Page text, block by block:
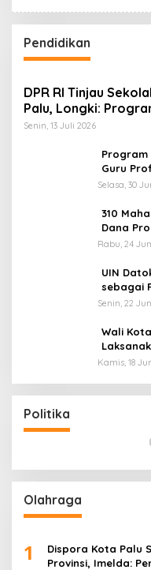
Pendidikan
DPR RI Tinjau
Palu, Longki:
Anak Miskin
Senin, 13 Juli 2026
Program
Guru
Selasa, 30
310
Dana
Sulteng:
Rabu, 24
UIN
sebagai
Senin, 22
Wali
Kamis, 18
Politika
Bangsa Gelar
Mesin Organisasi
Di Headline, Politika
Olahraga
1
Dispora Kota Palu
Provinsi, Imelda: